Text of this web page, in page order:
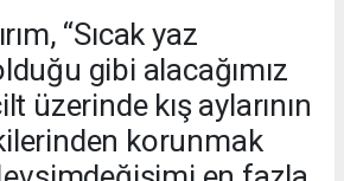
“Sıcak yaz
gibi alacağımız
üzerinde kış aylarının
korunmak